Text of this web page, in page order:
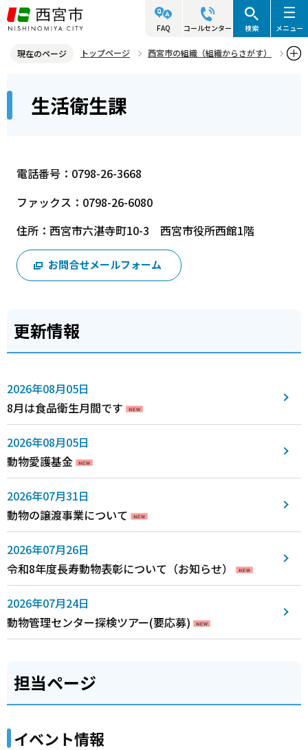
こ
の
ジ
先
FAQ コールセンター 検索 メニュー
現在のページ トップページ
西宮市の組織（組織からさがす）
こ
生活衛生課
電話番号：0798-26-3668
ファックス：0798-26-6080
住所：西宮市六湛寺町10-3 西宮市役所西館1階
お問合せメールフォーム
更新情報
2026年08月05日
8月は食品衛生月間です
2026年08月05日
動物愛護基金
2026年07月31日
動物の譲渡事業について
2026年07月26日
令和8年度長寿動物表彰について（お知らせ）
2026年07月24日
動物管理センター探検ツアー(要応募)
担当ページ
イベント情報